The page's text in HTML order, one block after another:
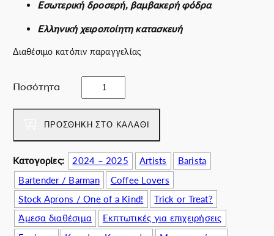
€
Εσωτερική δροσερή, βαμβακερή φόδρα
Ελληνική χειροποίητη κατασκευή
Διαθέσιμο κατόπιν παραγγελίας
Ποσότητα
u
m
p
k
i
n
E
d
i
t
ΠΡΟΣΘΉΚΗ ΣΤΟ ΚΑΛΆΘΙ
Κατογορίες: 2024 – 2025 Artists
Barista
Bartender / Barman
Coffee Lovers
Stock Aprons / One of a Kind!
Trick or Treat?
Άμεσα διαθέσιμα
Εκπτωτικές για επιχειρήσεις